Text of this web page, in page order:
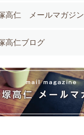
高仁 メールマガジン
高仁ブログ